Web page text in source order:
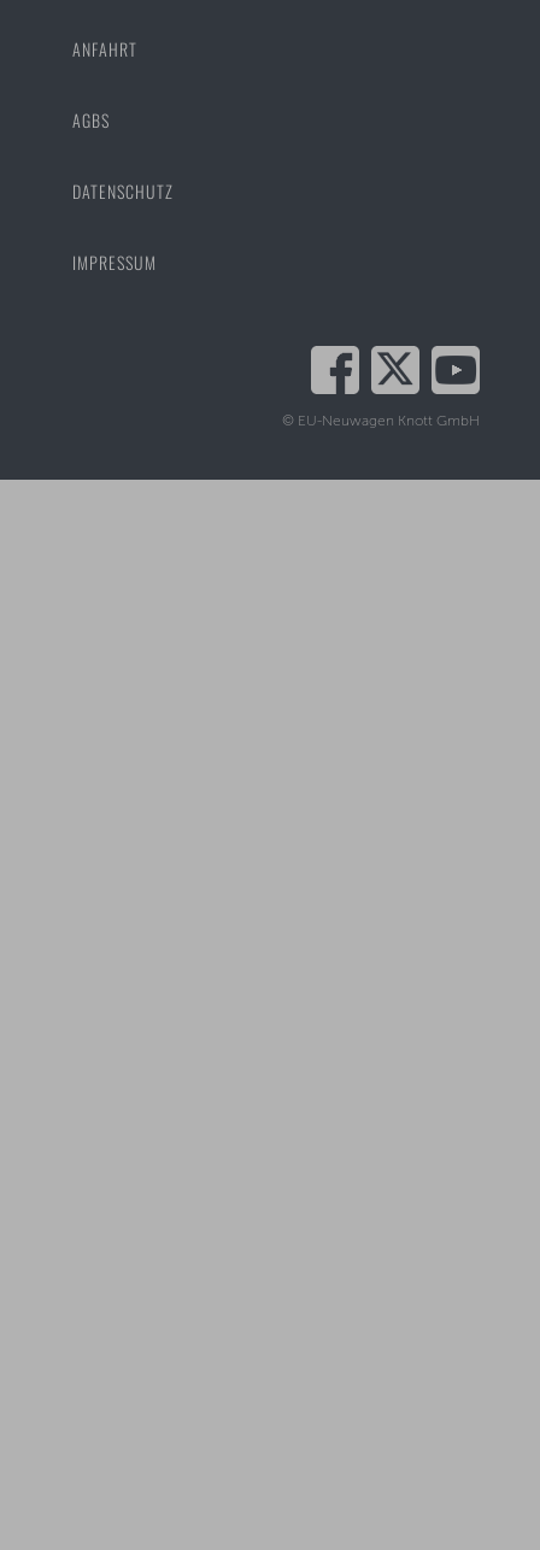
ANFAHRT
AGBS
DATENSCHUTZ
IMPRESSUM
© EU-Neuwagen Knott GmbH